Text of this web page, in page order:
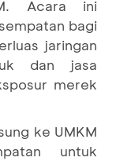
Acara ini
bagi
jaringan
dan jasa
merek
ke UMKM
untuk